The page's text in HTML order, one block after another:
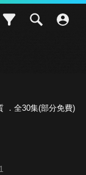
．全30集(部分免費)
1